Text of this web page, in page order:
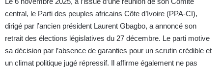
central, le Parti des peuples africains Côte d’Ivoire (PPA-CI),
dirigé par l’ancien président Laurent Gbagbo, a annoncé son
retrait des élections législatives du 27 décembre. Le parti motive
sa décision par l’absence de garanties pour un scrutin crédible et
un climat politique jugé répressif. Il affirme également ne pas